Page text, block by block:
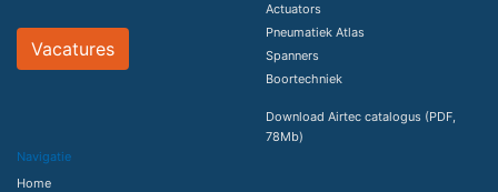
Vacatures
Actuators
Pneumatiek Atlas
Spanners
Boortechniek
Download Airtec catalogus (PDF,
78Mb)
Navigatie
Home